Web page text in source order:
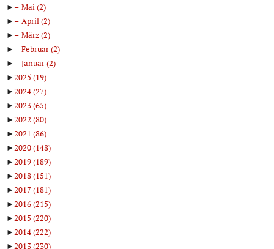
►
Mai(2)
►
April(2)
►
März(2)
►
Februar(2)
►
Januar(2)
►2025 (19)
►2024(27)
►2023(65)
►2022 (80)
►2021 (86)
►2020(148)
►2019(189)
►2018(151)
►2017(181)
►2016(215)
►2015 (220)
►2014(222)
►2013(230)